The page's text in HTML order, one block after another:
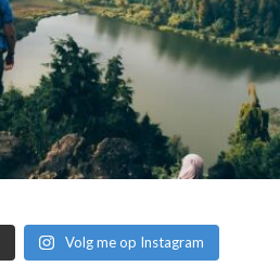
Volg me op Instagram